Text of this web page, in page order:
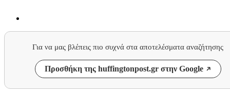
Για να μας βλέπεις πιο συχνά στα αποτελέσματα αναζήτησης
Προσθήκη της huffingtonpost.gr στην Google